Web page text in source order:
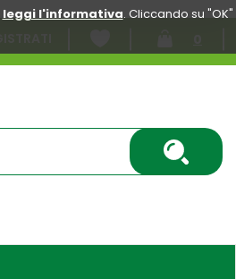
leggi l'informativa. Cliccando su "OK"